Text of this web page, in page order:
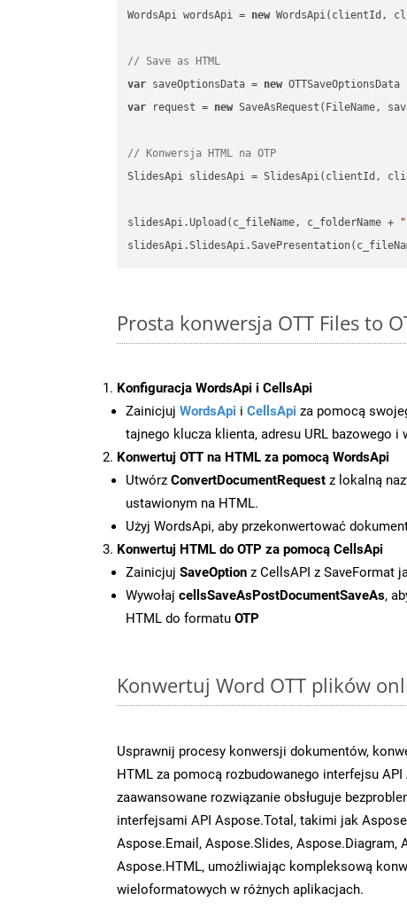
WordsApi wordsApi = new WordsApi(clientId,
// Save as HTML
var saveOptionsData = new
var request = new SaveAsRequest(FileName,
// Konwersja HTML na OTP
SlidesApi slidesApi = SlidesApi(clientId,
slidesApi.Upload(c_fileName, c_folderName +
Prosta konwersja OTT Files to
Konfiguracja WordsApi i CellsApi
Zainicjuj WordsApi i CellsApi za pomocą
tajnego klucza klienta, adresu URL bazowego i
Konwertuj OTT na HTML za pomocą WordsApi
Utwórz ConvertDocumentRequest z lokalną
ustawionym na HTML.
Użyj WordsApi, aby przekonwertować
Konwertuj HTML do OTP za pomocą CellsApi
Zainicjuj SaveOption z CellsAPI z SaveFormat
Wywołaj cellsSaveAsPostDocumentSaveAs,
HTML do formatu OTP
Konwertuj Word OTT plików
Usprawnij procesy konwersji dokumentów,
HTML za pomocą rozbudowanego interfejsu API
zaawansowane rozwiązanie obsługuje
interfejsami API Aspose.Total, takimi jak
Aspose.Email, Aspose.Slides, Aspose.Diagram,
Aspose.HTML, umożliwiając kompleksową
wieloformatowych w różnych aplikacjach.